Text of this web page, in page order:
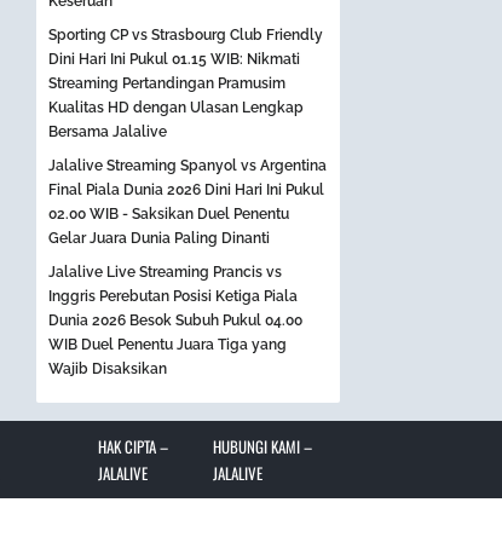
Sporting CP vs Strasbourg Club Friendly
Dini Hari Ini Pukul 01.15 WIB: Nikmati
Streaming Pertandingan Pramusim
Kualitas HD dengan Ulasan Lengkap
Bersama Jalalive
Jalalive Streaming Spanyol vs Argentina
Final Piala Dunia 2026 Dini Hari Ini Pukul
02.00 WIB - Saksikan Duel Penentu
Gelar Juara Dunia Paling Dinanti
Jalalive Live Streaming Prancis vs
Inggris Perebutan Posisi Ketiga Piala
Dunia 2026 Besok Subuh Pukul 04.00
WIB Duel Penentu Juara Tiga yang
Wajib Disaksikan
HAK CIPTA –
JALALIVE
HUBUNGI KAMI –
JALALIVE